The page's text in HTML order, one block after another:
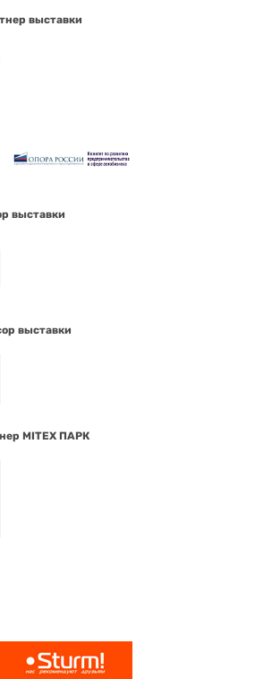
выставки
выставки
выставки
MITEX ПАРК